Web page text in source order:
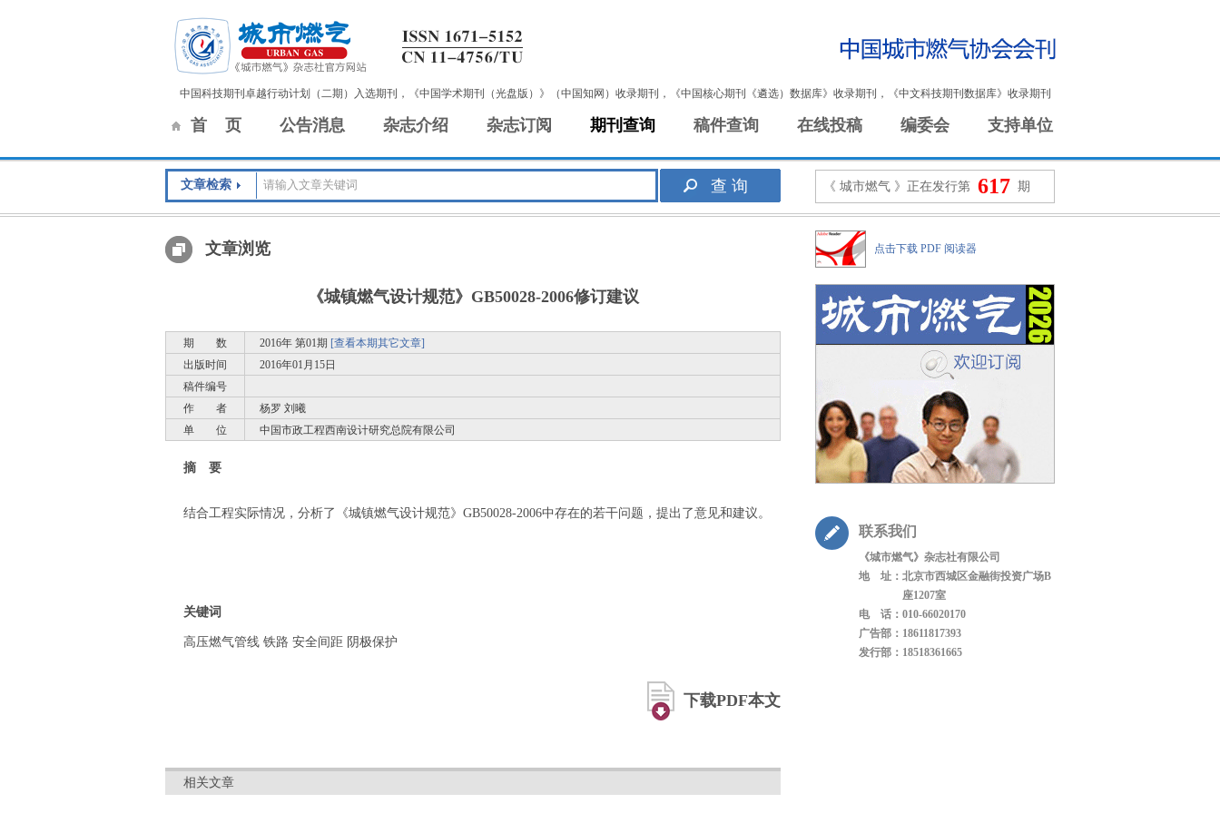
中国科技期刊卓越行动计划（二期）入选期刊，《中国学术期刊（光盘版）》（中国知网）收录期刊，《中国核心期刊《遴选）数据库》收录期刊，《中文科技期刊数据库》收录期刊
首 页 公告消息 杂志介绍 杂志订阅 期刊查询 稿件查询 在线投稿 编委会 支持单位
文章检索 《 城市燃气 》正在发行第 617 期
文章浏览
《城镇燃气设计规范》GB50028-2006修订建议
期 数 2016年 第01期 [查看本期其它文章]
出版时间
2016年01月15日
稿件编号
作 者
杨罗 刘曦
单 位
中国市政工程西南设计研究总院有限公司
摘 要
结合工程实际情况，分析了《城镇燃气设计规范》GB50028-2006中存在的若干问题，提出了意见和建议。
关键词
高压燃气管线 铁路 安全间距 阴极保护
下载PDF本文
相关文章
点击下载 PDF 阅读器
联系我们
《城市燃气》杂志社有限公司
地 址： 北京市西城区金融街投资广场B
座1207室
电 话： 010-66020170
广告部： 18611817393
发行部： 18518361665